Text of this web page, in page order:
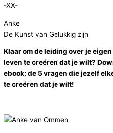
-XX-
Anke
De Kunst van Gelukkig zijn
Klaar om de leiding over je
leven te creëren dat je wilt?
ebook: de 5 vragen die jezelf
te creëren dat je wilt!